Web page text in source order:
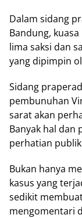
Dalam sidang
Bandung,
lima saksi dan
yang dipimpin
Sidang
pembunuhan
sarat akan
Banyak hal dan
perhatian
Bukan hanya
kasus yang
sedikit
mengomentari